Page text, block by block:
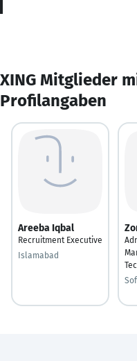
XING Mitglieder
Profilangaben
Areeba Iqbal
Recruitment Executive
Islamabad